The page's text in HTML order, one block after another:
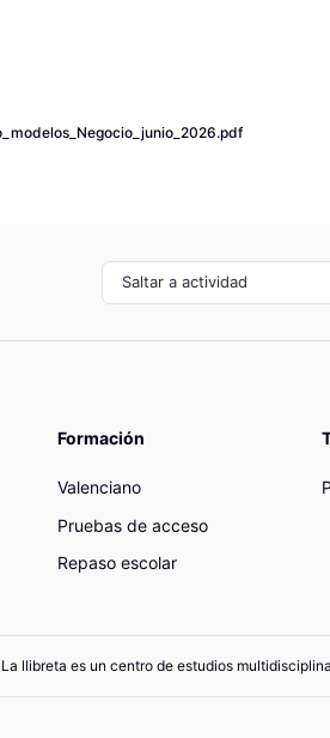
Saltar a actividad
Formación
Valenciano
Pruebas de acceso
Repaso escolar
llibreta es un centro de estudios